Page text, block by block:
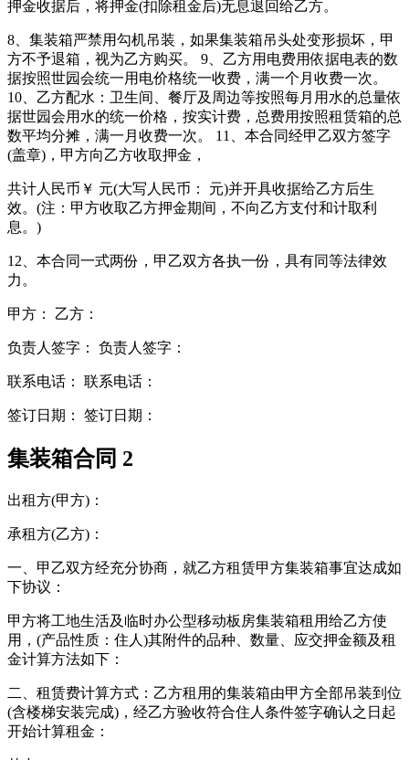
押金收据后，将押金(扣除租金后)无息退回给乙方。
8、集装箱严禁用勾机吊装，如果集装箱吊头处变形损坏，甲
方不予退箱，视为乙方购买。 9、乙方用电费用依据电表的数
据按照世园会统一用电价格统一收费，满一个月收费一次。
10、乙方配水：卫生间、餐厅及周边等按照每月用水的总量依
据世园会用水的统一价格，按实计费，总费用按照租赁箱的总
数平均分摊，满一月收费一次。 11、本合同经甲乙双方签字
(盖章)，甲方向乙方收取押金，
共计人民币￥ 元(大写人民币： 元)并开具收据给乙方后生
效。(注：甲方收取乙方押金期间，不向乙方支付和计取利
息。)
12、本合同一式两份，甲乙双方各执一份，具有同等法律效
力。
甲方： 乙方：
负责人签字： 负责人签字：
联系电话： 联系电话：
签订日期： 签订日期：
集装箱合同 2
出租方(甲方)：
承租方(乙方)：
一、甲乙双方经充分协商，就乙方租赁甲方集装箱事宜达成如
下协议：
甲方将工地生活及临时办公型移动板房集装箱租用给乙方使
用，(产品性质：住人)其附件的品种、数量、应交押金额及租
金计算方法如下：
二、租赁费计算方式：乙方租用的集装箱由甲方全部吊装到位
(含楼梯安装完成)，经乙方验收符合住人条件签字确认之日起
开始计算租金：